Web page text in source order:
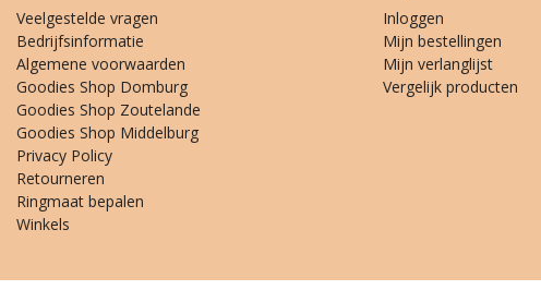
Veelgestelde vragen
Bedrijfsinformatie
Algemene voorwaarden
Goodies Shop Domburg
Goodies Shop Zoutelande
Goodies Shop Middelburg
Privacy Policy
Retourneren
Ringmaat bepalen
Winkels
Inloggen
Mijn bestellingen
Mijn verlanglijst
Vergelijk producten